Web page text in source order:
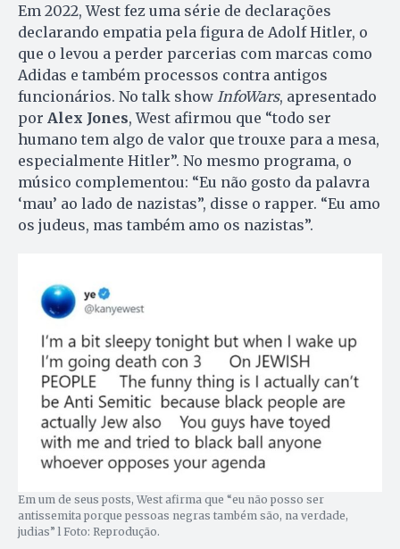
Em 2022, West fez uma série de declarações
declarando empatia pela figura de Adolf Hitler, o
que o levou a perder parcerias com marcas como
Adidas e também processos contra antigos
funcionários. No talk show InfoWars, apresentado
por Alex Jones, West afirmou que “todo ser
humano tem algo de valor que trouxe para a mesa,
especialmente Hitler”. No mesmo programa, o
músico complementou: “Eu não gosto da palavra
‘mau’ ao lado de nazistas”, disse o rapper. “Eu amo
os judeus, mas também amo os nazistas”.
Em um de seus posts, West afirma que “eu não posso ser
antissemita porque pessoas negras também são, na verdade,
judias” l Foto: Reprodução.